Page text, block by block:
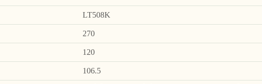
LT508K
270
120
106.5